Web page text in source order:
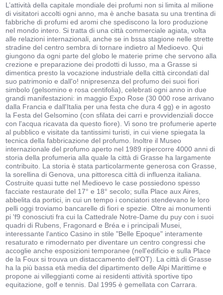
L’attività della capitale mondiale dei profumi non si limita al milione
di visitatori accolti ogni anno, ma è anche basata su una trentina di
fabbriche di profumi ed aromi che spediscono la loro produzione
nel mondo intero. Si tratta di una città commerciale agiata, volta
alle relazioni internazionali, anche se in bssa stagione nelle strette
stradine del centro sembra di tornare indietro al Medioevo. Qui
giungono da ogni parte del globo le materie prime che servono alla
crezione e preparazione dei prodotti di lusso, ma a Grasse si
dimentica presto la vocazione industriale della città circondati dal
suo patrimonio e dall'o! nnipresenza del profumo dei suoi fiori
simbolo (gelsomino e rosa centifolia), celebrati ogni anno in due
grandi manifestazioni: in maggio Expo Rose (30 000 rose arrivano
dalla Francia e dall'Italia per una festa che dura 4 gg) e in agosto
la Festa del Gelsomino (con sfilata dei carri e provvidenziali docce
con l'acqua ricavata da questo fiore). Vi sono tre profumerie aperte
al pubblico e visitate da tantissimi turisti, in cui viene spiegata la
tecnica della fabbricazione del profumo. Inoltre il Museo
internazionale del profumo aperto nel 1989 ripercorre 4000 anni di
storia della profumeria alla quale la città di Grasse ha largamente
contribuito. La storia è stata particolarmente generosa con Grasse,
la sorellina di Genova, una pittoresca città di influenza italiana.
Costruite quasi tutte nel Medioevo le case possiedono spesso
facciate restaurate del 17° e 18° secolo; sulla Place aux Aires,
abbelita da portici, in cui un tempo i conciatori stendevano le loro
pelli oggi troviamo bancarelle di fiori e spezie. Oltre ai monumenti
pi 'f9 conosciuti fra cui la Cattedrale Notre-Dame du puy con i suoi
quadri di Rubens, Fragonard e Bréa e i principali Musei,
interessante l'antico Casino in stile "Belle Epoque" interamente
resaturato e rimodernato per diventare un centro congressi che
accoglie anche esposizioni temporanee (nell'edificio e sulla Place
de la Foux si trouva un distaccamento dell'OT). La città di Grasse
ha la più bassa età media del dipartimento delle Alpi Marittime e
propone ai villeggianti come ai residenti attività sportive tipo
equitazione, golf e tennis. Dal 1995 è gemellata con Carrara.